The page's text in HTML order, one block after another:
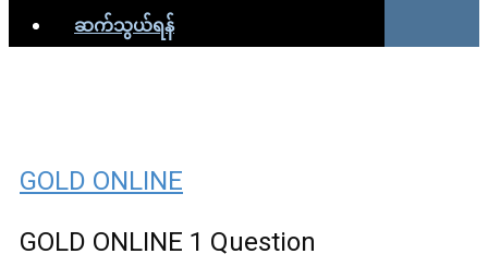
ဆက်သွယ်ရန်
GOLD ONLINE
GOLD ONLINE 1 Question